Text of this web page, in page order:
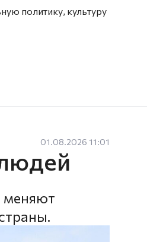
политику, культуру
01.08.2026 11:01
меняют